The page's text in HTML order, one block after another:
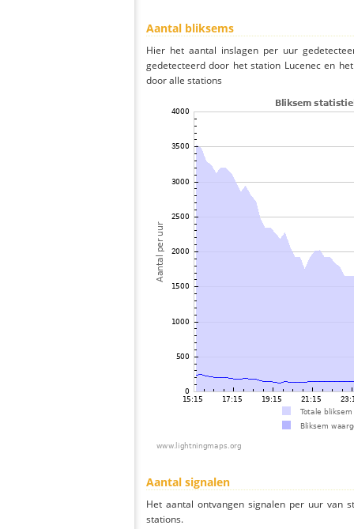
Aantal bliksems
Hier het aantal inslagen per uur
gedetecteerd door het station Lucenec en
door alle stations
Aantal signalen
Het aantal ontvangen signalen per uur van
stations.